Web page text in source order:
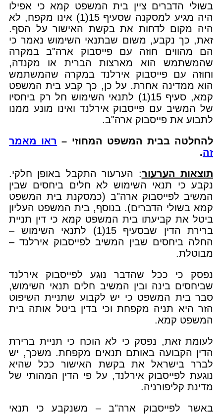
בשולי הדברים ציין בית המשפט קמא כי אפילו
היה מגיע למסקנה שסעיף 15(1) אינו מקפח, לא
היה מקום לדחות את בקשת האישור על הסף.
זאת, כך נקבע, משום שבתנאי השימוש נאמר כי
הם מהווים חוזה עם פייסבוק ארה"ב במקרה
שהמשתמש הוא מארצות הברית או מקנדה,
וחוזה עם פייסבוק אירלנד במקרה שהמשתמש
הוא ממדינה אחרת. על כן, כך קבע בית המשפט
קמא, סעיף 15(1) לתנאי השימוש חל רק ביחסיו
של המשיב עם פייסבוק אירלנד ואינו מונע ממנו
לתבוע את פייסבוק ארה"ב.
להחלטה בבית המשפט המחוזי – ראו מאמר
זה.
תוצאות הערעור: הערעור התקבל באופן חלקי.
נקבע כי תנאי השימוש לא חלים ביחסים שבין
המשיב לפייסבוק ארה"ב (כמסקנת בית המשפט
קמא בשולי הדברים). בנוסף, בית המשפט העליון
ביטל את קביעתו בית המשפט קמא כי דין תניית
ברירת הדין שבסעיף 15(1) לתנאי השימוש –
החלה ביחסים שבין המשיב לפייסבוק אירלנד –
מבוטלת.
נפסק כי ככל שהדבר נוגע לפייסבוק אירלנד
שביחסים בינה ובין המשיב חלים תנאי השימוש,
סבר בית המשפט כי יש לקבוע שתניית השיפוט
הזר היא תניה מקפחת וכי בדין ביטל אותה בית
המשפט קמא.
לעומת זאת, נפסק כי לא הוכח כי תניית ברירת
הדין הקבועה באותם תנאים מקפחת. משכך, יש
לברר בישראל את בקשת האישור ככל שהיא
נוגעת לפייסבוק אירלנד, על פי הדין המהותי של
מדינת קליפורניה.
באשר לפייסבוק ארה"ב – משנקבע כי תנאי